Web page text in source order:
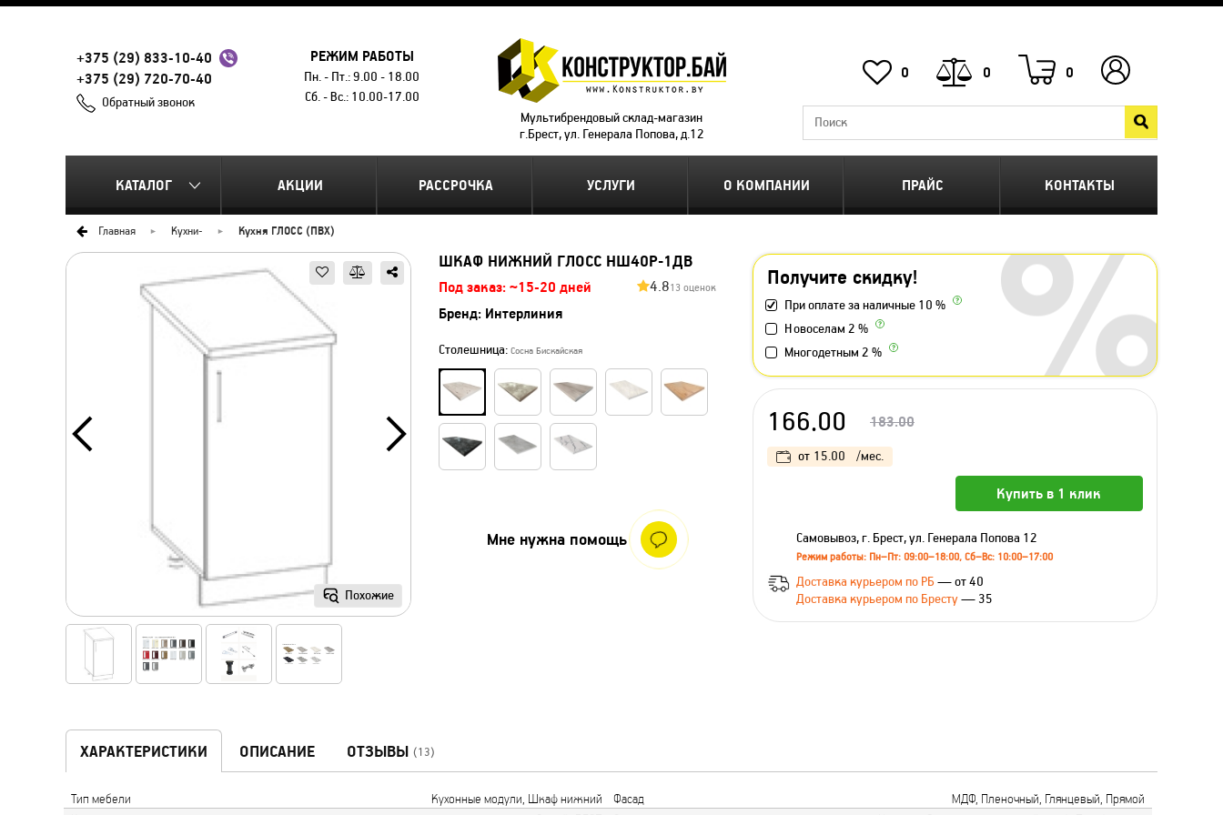
+375 (29) 833-10-40
+375 (29) 720-70-40
Обратный звонок
РЕЖИМ РАБОТЫ
Пн. - Пт.: 9.00 - 18.00
Сб. - Вс.: 10.00-17.00
Мультибрендовый склад-магазин
г.Брест, ул. Генерала Попова, д.12
0 0 0
КАТАЛОГ АКЦИИ РАССРОЧКА УСЛУГИ О КОМПАНИИ ПРАЙС КОНТАКТЫ
Главная Кухни- Кухня ГЛОСС (ПВХ)
Похожие
ШКАФ НИЖНИЙ ГЛОСС НШ40Р-1ДВ
Под заказ: ~15-20 дней 4.813 оценок
Бренд: Интерлиния
Столешница: Сосна Бискайская
Получите скидку!
При оплате за наличные 10 %
Новоселам 2 %
Многодетным 2 %
Мне нужна помощь
166.00 183.00
от 15.00 /мес.
Купить в 1 клик
Самовывоз, г. Брест, ул. Генерала Попова 12
Режим работы: Пн–Пт: 09:00–18:00, Сб–Вс: 10:00–17:00
Доставка курьером по РБ — от 40
Доставка курьером по Бресту— 35
ХАРАКТЕРИСТИКИ ОПИСАНИЕ ОТЗЫВЫ (13)
Тип мебели Кухонные модули, Шкаф нижний Фасад
МДФ, Пленочный, Глянцевый, Прямой